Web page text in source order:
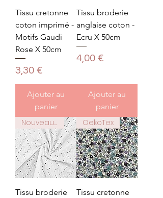
Tissu cretonne
coton imprimé -
Motifs Gaudi
Rose X 50cm
Prix
3,30 €
Ajouter au
panier
Tissu broderie
anglaise coton -
Ecru X 50cm
Prix
4,00 €
Ajouter au
panier
Nouveauté
Tissu broderie
OekoTex
Tissu cretonne